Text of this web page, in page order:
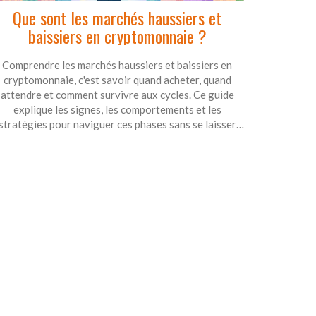
Que sont les marchés haussiers et
baissiers en cryptomonnaie ?
Comprendre les marchés haussiers et baissiers en
cryptomonnaie, c'est savoir quand acheter, quand
attendre et comment survivre aux cycles. Ce guide
explique les signes, les comportements et les
pour naviguer ces phases sans se laisser